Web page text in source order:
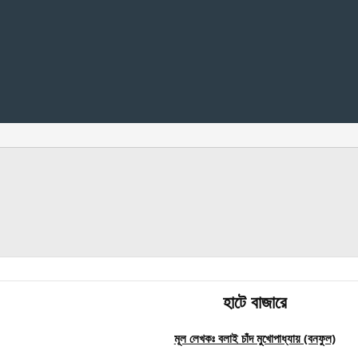
হাটে বাজারে
মূল লেখকঃ বলাই চাঁদ মুখোপাধ্যায় (বনফুল)